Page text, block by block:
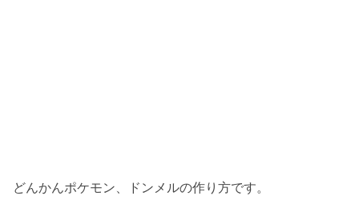
どんかんポケモン、ドンメルの作り方です。